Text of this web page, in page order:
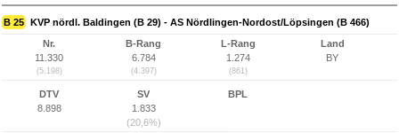
B 25 KVP nördl. Baldingen (B 29) - AS Nördlingen-Nordost/Löpsingen (B 466)
Nr.
11.330
(5.198)
B-Rang
6.784
(4.397)
L-Rang
1.274
(861)
Land
BY
DTV
8.898
SV
1.833
(20,6%)
BPL